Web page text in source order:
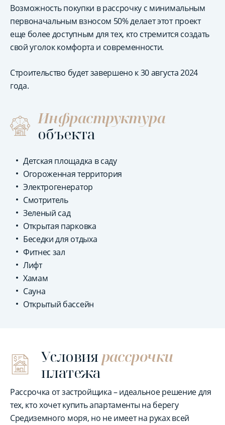
Возможность покупки в рассрочку с минимальным
первоначальным взносом 50% делает этот проект
еще более доступным для тех, кто стремится создать
свой уголок комфорта и современности.
Строительство будет завершено к 30 августа 2024
года.
Инфраструктура
объекта
Детская площадка в саду
Огороженная территория
Электрогенератор
Смотритель
Зеленый сад
Открытая парковка
Беседки для отдыха
Фитнес зал
Лифт
Хамам
Сауна
Открытый бассейн
Условиярассрочки
платежа
Рассрочка от застройщика – идеальное решение для
тех, кто хочет купить апартаменты на берегу
Средиземного моря, но не имеет на руках всей